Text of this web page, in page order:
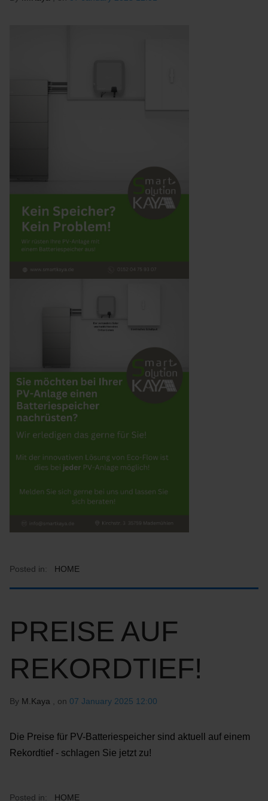
Posted in: HOME
PREISE AUF
REKORDTIEF!
By M.Kaya , on 07 January 2025 12:00
Die Preise für PV-Batteriespeicher sind aktuell auf einem
Rekordtief - schlagen Sie jetzt zu!
Posted in: HOME